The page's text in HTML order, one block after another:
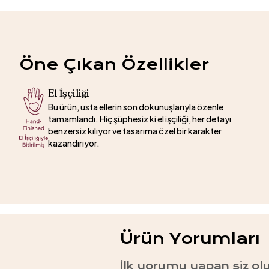
Öne Çıkan Özellikler
El İşçiliği
Bu ürün, usta ellerin son dokunuşlarıyla özenle
tamamlandı. Hiç şüphesiz ki el işçiliği, her detayı
benzersiz kılıyor ve tasarıma özel bir karakter
kazandırıyor.
Ürün Yorumları
İlk yorumu yapan siz